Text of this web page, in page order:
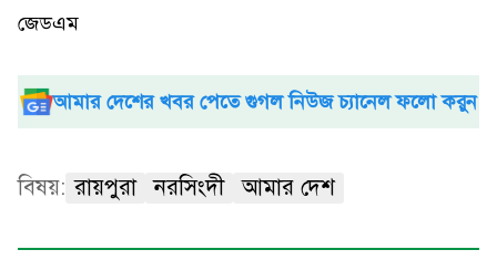
জেডএম
আমার দেশের খবর পেতে গুগল নিউজ চ্যানেল ফলো করুন
বিষয়: রায়পুরা নরসিংদী আমার দেশ